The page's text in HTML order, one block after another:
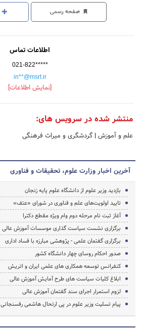
صفحه رسمی
اطلاعات تماس
021-822*****
in**@msrt.ir
[نمایش اطلاعات]
منتشر شده در سرویس های:
علم و آموزش | گردشگری و میراث فرهنگی
آخرین اخبار وزارت علوم، تحقیقات و فناوری
بازدید وزیر علوم از دانشگاه علوم پایه زنجان
تایید اولویت‌های علم و فناوری در شورای «عتف»
آغاز ثبت نام مرحله دوم وام ویژه مقطع دکترا
برگزاری نشست سیاست گذاری موسسات آموزش عالی
برگزاری گفتمان علمی - پژوهشی مبارزه با فساد اداری
صدور احکام روسای چهار دانشگاه کشور
کنفرانس توسعه همکاری های علمی ایران و اتریش
ابلاغ کلیات سیاست های طرح آمایش آموزش عالی
لزوم استمرار اجرای سند گفتمان آموزش عالی
پیام تسلیت وزیر علوم در پی ارتحال هاشمی رفسنجانی